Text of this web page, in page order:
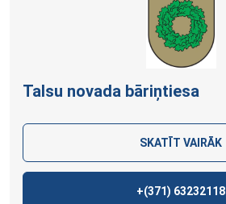
Talsu novada bāriņtiesa
SKATĪT VAIRĀK
+(371) 63232118